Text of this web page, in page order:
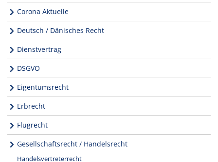
Corona Aktuelle
Deutsch / Dänisches Recht
Dienstvertrag
DSGVO
Eigentumsrecht
Erbrecht
Flugrecht
Gesellschaftsrecht / Handelsrecht
Handelsvertreterrecht